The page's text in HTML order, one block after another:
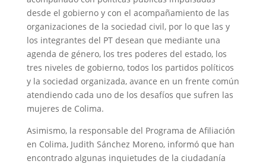
desde el gobierno y con el acompañamiento de las
organizaciones de la sociedad civil, por lo que las y
los integrantes del PT desean que mediante una
agenda de género, los tres poderes del estado, los
tres niveles de gobierno, todos los partidos políticos
y la sociedad organizada, avance en un frente común
atendiendo cada uno de los desafíos que sufren las
mujeres de Colima.
Asimismo, la responsable del Programa de Afiliación
en Colima, Judith Sánchez Moreno, informó que han
encontrado algunas inquietudes de la ciudadanía